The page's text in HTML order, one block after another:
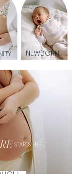
NEWBORN
HERE